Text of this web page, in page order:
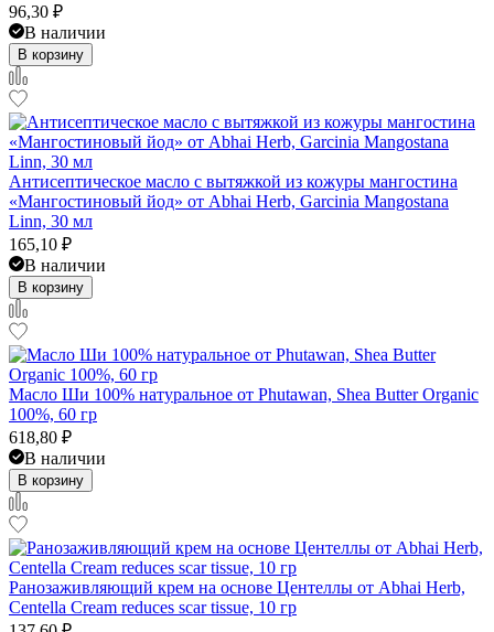
96,30 ₽
В наличии
В корзину
Антисептическое масло с вытяжкой из кожуры мангостина
«Мангостиновый йод» от Abhai Herb, Garcinia Mangostana
Linn, 30 мл
165,10 ₽
В наличии
В корзину
Масло Ши 100% натуральное от Phutawan, Shea Butter Organic
100%, 60 гр
618,80 ₽
В наличии
В корзину
Ранозаживляющий крем на основе Центеллы от Abhai Herb,
Centella Cream reduces scar tissue, 10 гр